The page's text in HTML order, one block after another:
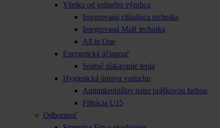
Všetko od jediného výrobcu
Integrovaná chladiaca technika
Integrovaná MaR technika
All in One
Energetická účinnosť
Spätné získavanie tepla
Hygienická úprava vzduchu
Antimikrobiálny náter práškovou farbou
Filtrácia U15
Odbornosť